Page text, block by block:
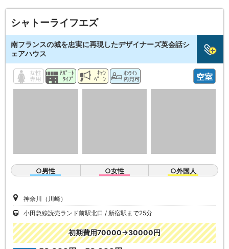
シャトーライフエズ
南フランスの城を忠実に再現したデザイナーズ英会話シ
ェアハウス
空室
○男性 ○女性 ○外国人
神奈川（川崎）
小田急線読売ランド前駅北口
新宿駅まで25分
初期費用70000→30000円